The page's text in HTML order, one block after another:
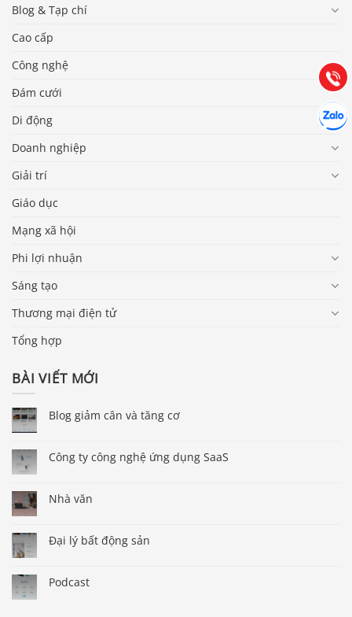
Blog & Tạp chí
Cao cấp
Công nghệ
Đám cưới
Di động
Doanh nghiệp
Giải trí
Giáo dục
Mạng xã hội
Phi lợi nhuận
Sáng tạo
Thương mại điện tử
Tổng hợp
BÀI VIẾT MỚI
Blog giảm cân và tăng cơ
Công ty công nghệ ứng dụng SaaS
Nhà văn
Đại lý bất động sản
Podcast
Gọi
(028) 22.166.144
Chát